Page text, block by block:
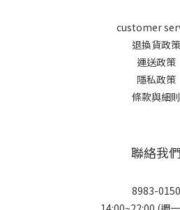
customer
退換貨政策
運送政策
隱私政策
條款與細則
聯絡我們
8983-0150